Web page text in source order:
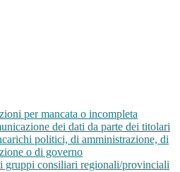
per mancata o incompleta
dei dati da parte dei titolari
politici, di amministrazione, di
o di governo
gruppi consiliari regionali/provinciali